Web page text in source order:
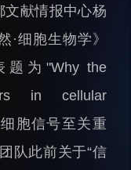
计处
台处
展中心
文献情报中心杨
·细胞生物学》
为"Why the
in cellular
胞信号至关重
队此前关于“信